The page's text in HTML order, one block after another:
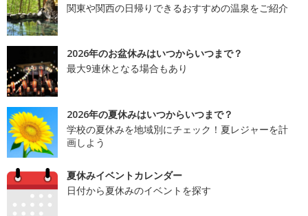
関東や関西の日帰りできるおすすめの温泉をご紹介
2026年のお盆休みはいつからいつまで？
最大9連休となる場合もあり
2026年の夏休みはいつからいつまで？
学校の夏休みを地域別にチェック！夏レジャーを計
画しよう
夏休みイベントカレンダー
日付から夏休みのイベントを探す